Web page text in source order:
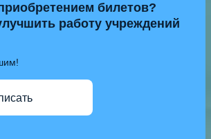
билетов?
работу учреждений